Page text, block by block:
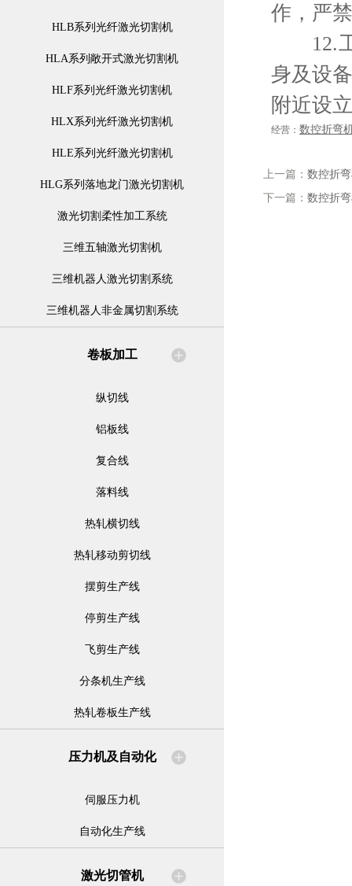
HLB系列光纤激光切割机
HLA系列敞开式激光切割机
HLF系列光纤激光切割机
HLX系列光纤激光切割机
HLE系列光纤激光切割机
HLG系列落地龙门激光切割机
激光切割柔性加工系统
三维五轴激光切割机
三维机器人激光切割系统
三维机器人非金属切割系统
卷板加工
纵切线
铝板线
复合线
落料线
热轧横切线
热轧移动剪切线
摆剪生产线
停剪生产线
飞剪生产线
分条机生产线
热轧卷板生产线
压力机及自动化
伺服压力机
自动化生产线
激光切管机
作，严
12.工
身及设
附近设
经营： 数控折弯
上一篇： 数控折
下一篇： 数控折